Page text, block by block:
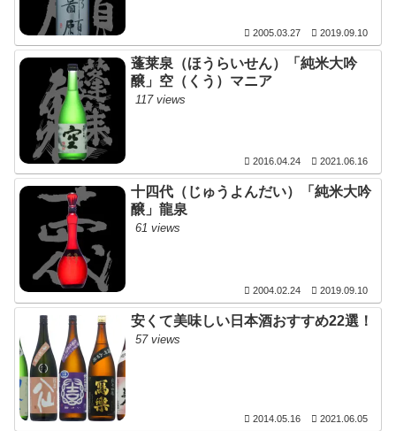
2005.03.27 2019.09.10
蓬莱泉（ほうらいせん）「純米大吟
醸」空（くう）マニア
117 views
2016.04.24 2021.06.16
十四代（じゅうよんだい）「純米大吟
醸」龍泉
61 views
2004.02.24 2019.09.10
安くて美味しい日本酒おすすめ22選！
57 views
2014.05.16 2021.06.05